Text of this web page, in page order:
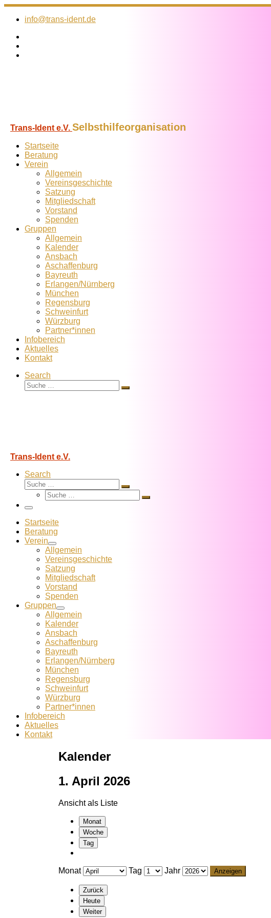
Zum
Inhalt
info@trans-ident.de
Trans-Ident e.V. Selbsthilfeorganisation
Startseite
Beratung
Verein
Allgemein
Vereins­geschichte
Satzung
Mitglied­schaft
Vorstand
Spenden
Gruppen
Allgemein
Kalender
Ansbach
Aschaffenburg
Bayreuth
Erlangen/Nürnberg
München
Regensburg
Schweinfurt
Würzburg
Partner*innen
Infobereich
Aktuelles
Kontakt
Search
Suche
Suche
Trans-Ident e.V.
Search
Suche
Suche
Suche
Suche
Menü
Startseite
Beratung
Verein
Allgemein
Vereins­geschichte
Satzung
Mitglied­schaft
Vorstand
Spenden
Gruppen
Allgemein
Kalender
Ansbach
Aschaffenburg
Bayreuth
Erlangen/Nürnberg
München
Regensburg
Schweinfurt
Würzburg
Partner*innen
Infobereich
Aktuelles
Kontakt
Kalender
1. April 2026
Ansicht als Liste
Monat
Woche
Tag
Monat Tag Jahr
Zurück
Heute
Weiter